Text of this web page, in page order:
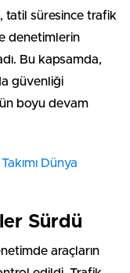
tatil süresince trafik
denetimlerin
Bu kapsamda,
güvenliği
boyu devam
Dünya
Sürdü
araçların